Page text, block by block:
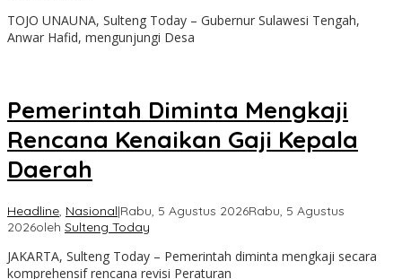
TOJO UNAUNA, Sulteng Today – Gubernur Sulawesi Tengah,
Anwar Hafid, mengunjungi Desa
Pemerintah Diminta Mengkaji
Rencana Kenaikan Gaji Kepala
Daerah
Headline, Nasional|Rabu, 5 Agustus 2026Rabu, 5 Agustus
2026oleh Sulteng Today
JAKARTA, Sulteng Today – Pemerintah diminta mengkaji secara
komprehensif rencana revisi Peraturan